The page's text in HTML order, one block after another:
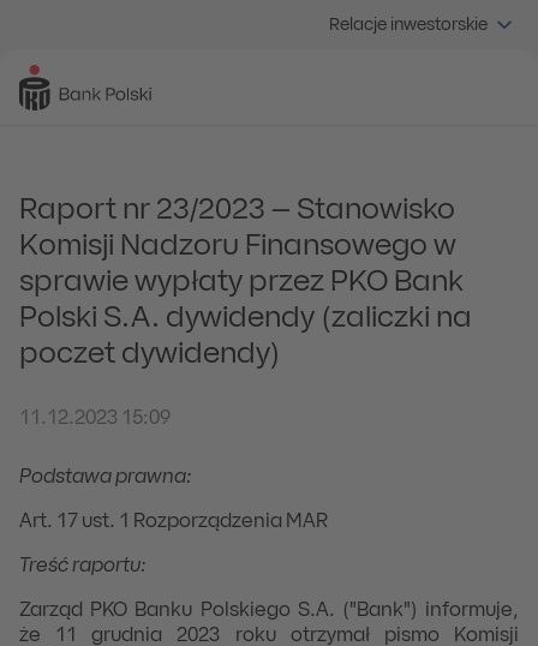
Relacje inwestorskie
Raport nr 23/2023 – Stanowisko
Komisji Nadzoru Finansowego w
sprawie wypłaty przez PKO Bank
Polski S.A. dywidendy (zaliczki na
poczet dywidendy)
11.12.2023 15:09
Podstawa prawna:
Art. 17 ust. 1 Rozporządzenia MAR
Treść raportu:
Zarząd PKO Banku Polskiego S.A. ("Bank") informuje,
że 11 grudnia 2023 roku otrzymał pismo Komisji